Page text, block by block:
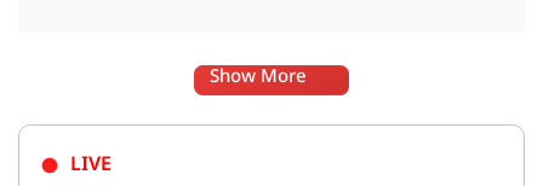
Show More
LIVE